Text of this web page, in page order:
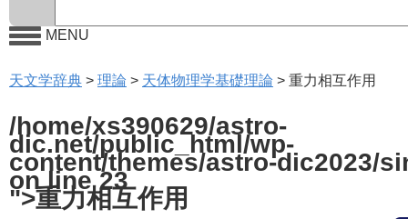
MENU
天文学辞典 > 理論 > 天体物理学基礎理論 > 重力相互作用
/home/xs390629/astro-
dic.net/public_html/wp-
content/themes/astro-dic2023/
on line23
">重力相互作用